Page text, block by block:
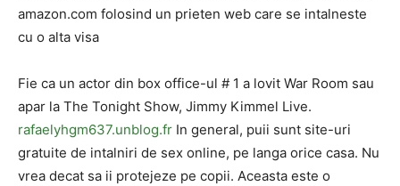
amazon.com folosind un prieten web care se intalneste
cu o alta visa
Fie ca un actor din box office-ul # 1 a lovit War Room sau
apar la The Tonight Show, Jimmy Kimmel Live.
rafaelyhgm637.unblog.fr In general, puii sunt site-uri
gratuite de intalniri de sex online, pe langa orice casa. Nu
vrea decat sa ii protejeze pe copii. Aceasta este o